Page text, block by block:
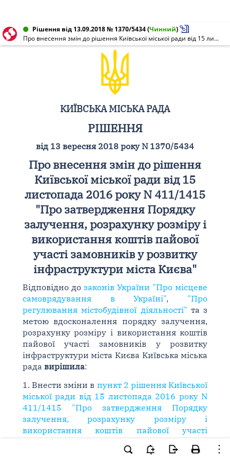
Рішення від 13.09.2018 № 1370/5434(Чинний)
Про внесення змін до рішення Київської міської ради від 15 листопада 2016 року N 411/1415 "Про затвердження Порядку залучення, розрахунку розміру і використання коштів пайової участі замовників у розвитку інфраструктури міста Києва"
КИЇВСЬКА МІСЬКА РАДА
РІШЕННЯ
від 13 вересня 2018 року N 1370/5434
Про внесення змін до рішення
Київської міської ради від 15
листопада 2016 року N 411/1415
"Про затвердження Порядку
залучення, розрахунку розміру і
використання коштів пайової
участі замовників у розвитку
інфраструктури міста Києва"
Відповідно до законів України "Про місцеве
самоврядування в Україні", "Про
регулювання містобудівної діяльності" та з
метою вдосконалення порядку залучення,
розрахунку розміру і використання коштів
пайової участі замовників у розвитку
інфраструктури міста Києва Київська міська
рада вирішила:
1. Внести зміни в пункт 2 рішення Київської
міської ради від 15 листопада 2016 року N
411/1415 "Про затвердження Порядку
залучення, розрахунку розміру і
використання коштів пайової участі
, виклавши його в такій